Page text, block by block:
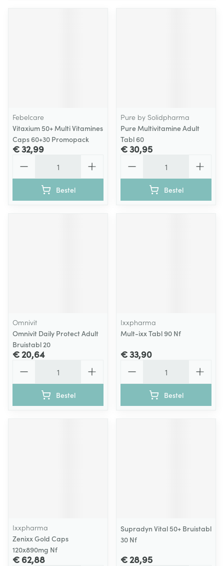
Febelcare
Vitaxium 50+ Multi Vitamines
Caps 60+30 Promopack
€ 32,99
Bestel
Pure by Solidpharma
Pure Multivitamine Adult
Tabl 60
€ 30,95
Bestel
Omnivit
Omnivit Daily Protect Adult
Bruistabl 20
€ 20,64
Bestel
Ixxpharma
Mult-ixx Tabl 90 Nf
€ 33,90
Bestel
Ixxpharma
Zenixx Gold Caps
120x890mg Nf
€ 62,88
Supradyn Vital 50+ Bruistabl
30 Nf
€ 28,95